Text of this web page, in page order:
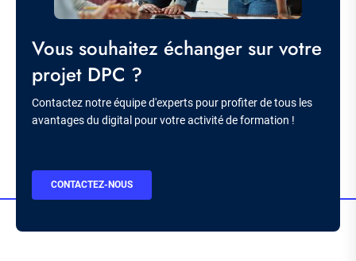
Titre
Vous souhaitez échanger sur votre
projet DPC ?
Description
Contactez notre équipe d'experts pour profiter de tous les
avantages du digital pour votre activité de formation !
BOUTON
CONTACTEZ-NOUS